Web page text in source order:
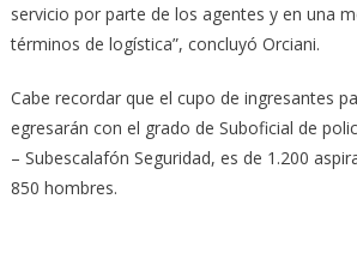
servicio por parte de los agentes y en una
términos de logística”, concluyó Orciani.
Cabe recordar que el cupo de ingresantes
egresarán con el grado de Suboficial de
– Subescalafón Seguridad, es de 1.200
850 hombres.